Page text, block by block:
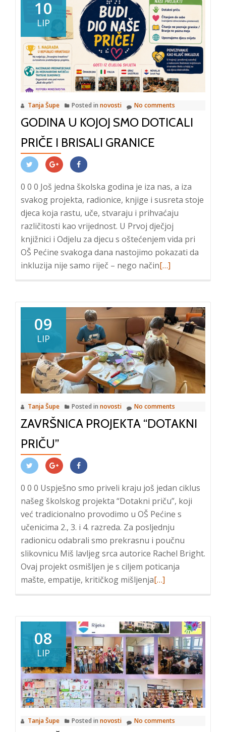
10
LIP
Tanja Šupe Posted in novosti No comments
GODINA U KOJOJ SMO DOTICALI
PRIČE I BRISALI GRANICE
0 0 0 Još jedna školska godina je iza nas, a iza
svakog projekta, radionice, knjige i susreta stoje
djeca koja rastu, uče, stvaraju i prihvaćaju
različitosti kao vrijednost. U Prvoj dječjoj
knjižnici i Odjelu za djecu s oštećenjem vida pri
OŠ Pećine svakoga dana nastojimo pokazati da
inkluzija nije samo riječ – nego načinRead
U
KOJOJ
SMO
DOTICALI
PRIČE
I
BRISALI
GRANICE
[…]
09
LIP
Tanja Šupe Posted in novosti No comments
ZAVRŠNICA PROJEKTA “DOTAKNI
PRIČU”
0 0 0 Uspješno smo priveli kraju još jedan ciklus
našeg školskog projekta “Dotakni priču”, koji
već tradicionalno provodimo u OŠ Pećine s
učenicima 2., 3. i 4. razreda. Za posljednju
radionicu odabrali smo prekrasnu i poučnu
slikovnicu Miš lavljeg srca autorice Rachel Bright.
Ovaj projekt osmišljen je s ciljem poticanja
mašte, empatije, kritičkog mišljenjaRead
projekta
“Dotakni
priču”
[…]
08
LIP
Tanja Šupe Posted in novosti No comments